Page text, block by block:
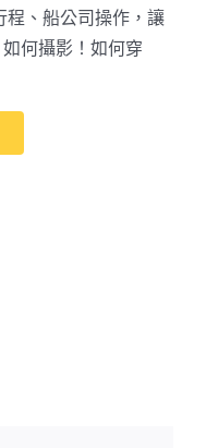
程、船公司操作，讓
何攝影！如何穿